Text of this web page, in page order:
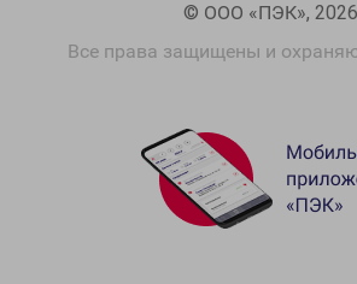
© ООО «ПЭК», 2026
Все права защищены и